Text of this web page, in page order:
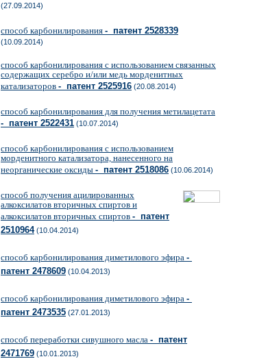
(27.09.2014)
способ карбонилирования - патент 2528339
(10.09.2014)
способ карбонилирования с использованием связанных
содержащих серебро и/или медь морденитных
катализаторов - патент 2525916 (20.08.2014)
способ карбонилирования для получения метилацетата
- патент 2522431 (10.07.2014)
способ карбонилирования с использованием
морденитного катализатора, нанесенного на
неорганические оксиды - патент 2518086 (10.06.2014)
способ получения ацилированных
алкоксилатов вторичных спиртов и
алкоксилатов вторичных спиртов - патент
2510964(10.04.2014)
способ карбонилирования диметилового эфира -
патент 2478609 (10.04.2013)
способ карбонилирования диметилового эфира -
патент 2473535 (27.01.2013)
способ переработки сивушного масла - патент
2471769 (10.01.2013)